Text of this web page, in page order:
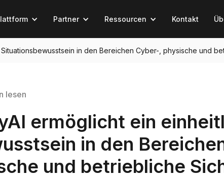
Partner Ressourcen Kontakt
in den Bereichen Cyber-, physische und
lesen
ermöglicht ein
in den
und betriebliche